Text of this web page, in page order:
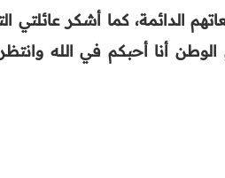
الدائمة، كما أشكر عائلتي
أنا أحبكم في الله